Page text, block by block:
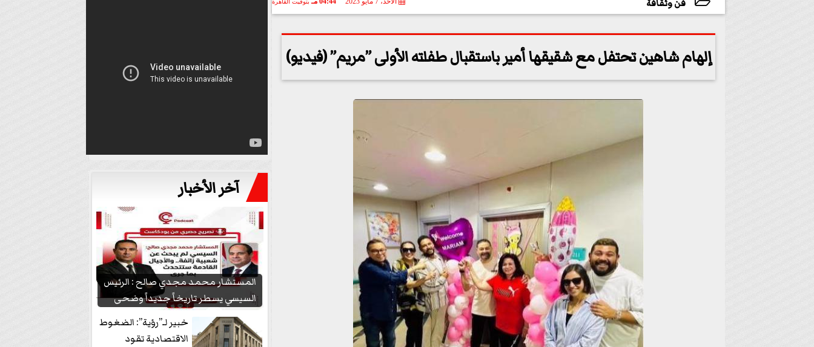
فن وثقافة بتوقيت القاهرة
إلهام شاهين تحتفل مع شقيقها أمير باستقبال طفلته الأولى ”مريم” (فيديو)
آخر الأخبار
المستشار محمد مجدي صالح : الرئيس
السيسي يسطر تاريخاً جديداً وضحى
بشعبيته...
خبير لـ”رؤية”: الضغوط
الاقتصادية تقود